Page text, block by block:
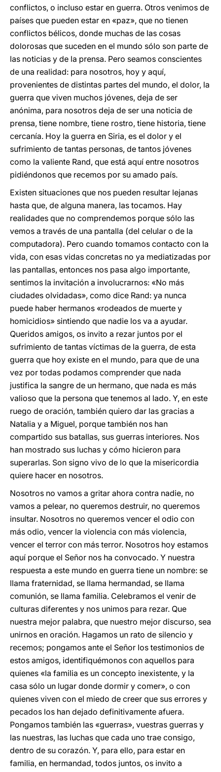
conflictos, o incluso estar en guerra. Otros venimos de
países que pueden estar en «paz», que no tienen
conflictos bélicos, donde muchas de las cosas
dolorosas que suceden en el mundo sólo son parte de
las noticias y de la prensa. Pero seamos conscientes
de una realidad: para nosotros, hoy y aquí,
provenientes de distintas partes del mundo, el dolor, la
guerra que viven muchos jóvenes, deja de ser
anónima, para nosotros deja de ser una noticia de
prensa, tiene nombre, tiene rostro, tiene historia, tiene
cercanía. Hoy la guerra en Siria, es el dolor y el
sufrimiento de tantas personas, de tantos jóvenes
como la valiente Rand, que está aquí entre nosotros
pidiéndonos que recemos por su amado país.
Existen situaciones que nos pueden resultar lejanas
hasta que, de alguna manera, las tocamos. Hay
realidades que no comprendemos porque sólo las
vemos a través de una pantalla (del celular o de la
computadora). Pero cuando tomamos contacto con la
vida, con esas vidas concretas no ya mediatizadas por
las pantallas, entonces nos pasa algo importante,
sentimos la invitación a involucrarnos: «No más
ciudades olvidadas», como dice Rand: ya nunca
puede haber hermanos «rodeados de muerte y
homicidios» sintiendo que nadie los va a ayudar.
Queridos amigos, os invito a rezar juntos por el
sufrimiento de tantas víctimas de la guerra, de esta
guerra que hoy existe en el mundo, para que de una
vez por todas podamos comprender que nada
justifica la sangre de un hermano, que nada es más
valioso que la persona que tenemos al lado. Y, en este
ruego de oración, también quiero dar las gracias a
Natalia y a Miguel, porque también nos han
compartido sus batallas, sus guerras interiores. Nos
han mostrado sus luchas y cómo hicieron para
superarlas. Son signo vivo de lo que la misericordia
quiere hacer en nosotros.
Nosotros no vamos a gritar ahora contra nadie, no
vamos a pelear, no queremos destruir, no queremos
insultar. Nosotros no queremos vencer el odio con
más odio, vencer la violencia con más violencia,
vencer el terror con más terror. Nosotros hoy estamos
aquí porque el Señor nos ha convocado. Y nuestra
respuesta a este mundo en guerra tiene un nombre: se
llama fraternidad, se llama hermandad, se llama
comunión, se llama familia. Celebramos el venir de
culturas diferentes y nos unimos para rezar. Que
nuestra mejor palabra, que nuestro mejor discurso, sea
unirnos en oración. Hagamos un rato de silencio y
recemos; pongamos ante el Señor los testimonios de
estos amigos, identifiquémonos con aquellos para
quienes «la familia es un concepto inexistente, y la
casa sólo un lugar donde dormir y comer», o con
quienes viven con el miedo de creer que sus errores y
pecados los han dejado definitivamente afuera.
Pongamos también las «guerras», vuestras guerras y
las nuestras, las luchas que cada uno trae consigo,
dentro de su corazón. Y, para ello, para estar en
familia, en hermandad, todos juntos, os invito a